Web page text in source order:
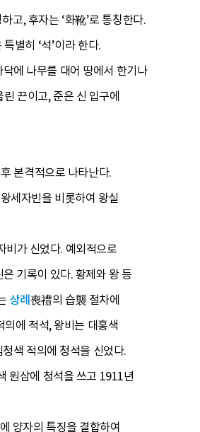
고, 후자는 ‘화靴’로 통칭한다.
별히 ‘석’이라 한다.
에 나무를 대어 땅에서 한기나
끈이고, 준은 신 입구에
본격적으로 나타난다.
세자빈을 비롯하여 왕실
비가 신었다. 예외적으로
기록이 있다. 황제와 왕 등
상례喪禮의 습襲 절차에
에 적석, 왕비는 대홍색
색 적의에 청석을 신었다.
원삼에 청석을 쓰고 1911년
양자의 특징을 결합하여